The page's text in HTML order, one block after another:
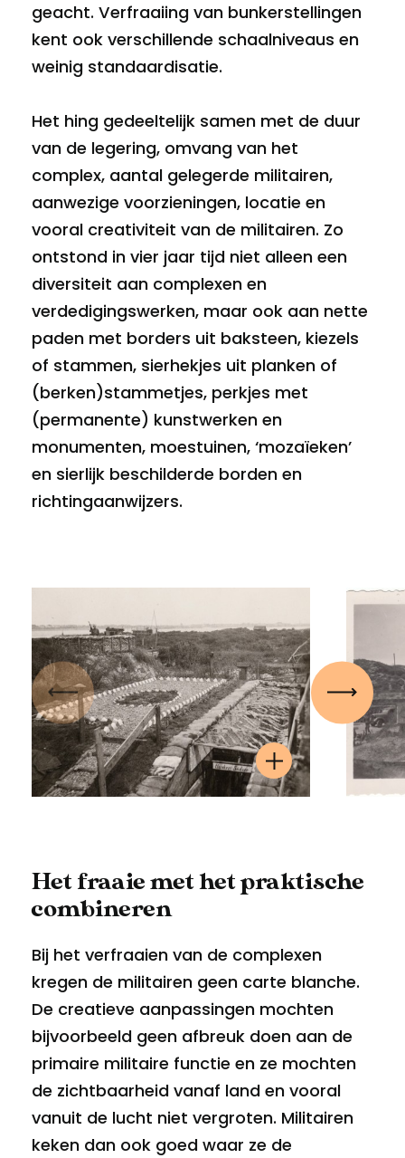
geacht. Verfraaiing van bunkerstellingen
kent ook verschillende schaalniveaus en
weinig standaardisatie.
Het hing gedeeltelijk samen met de duur
van de legering, omvang van het
complex, aantal gelegerde militairen,
aanwezige voorzieningen, locatie en
vooral creativiteit van de militairen. Zo
ontstond in vier jaar tijd niet alleen een
diversiteit aan complexen en
verdedigingswerken, maar ook aan nette
paden met borders uit baksteen, kiezels
of stammen, sierhekjes uit planken of
(berken)stammetjes, perkjes met
(permanente) kunstwerken en
monumenten, moestuinen, ‘mozaïeken’
en sierlijk beschilderde borden en
richtingaanwijzers.
Vorige
Het fraaie met het praktische
combineren
Bij het verfraaien van de complexen
kregen de militairen geen carte blanche.
De creatieve aanpassingen mochten
bijvoorbeeld geen afbreuk doen aan de
primaire militaire functie en ze mochten
de zichtbaarheid vanaf land en vooral
vanuit de lucht niet vergroten. Militairen
keken dan ook goed waar ze de